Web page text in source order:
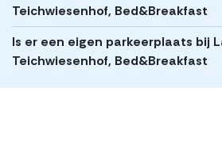
Teichwiesenhof, Bed&Breakfast
Is er een eigen parkeerplaats bij
Teichwiesenhof, Bed&Breakfast